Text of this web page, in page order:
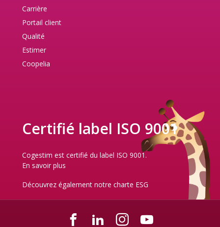
Carrière
Portail client
Qualité
Estimer
Coopelia
Certifié label ISO 9001
Cogestim est certifié du label ISO 9001.
En savoir plus
Découvrez également notre charte ESG